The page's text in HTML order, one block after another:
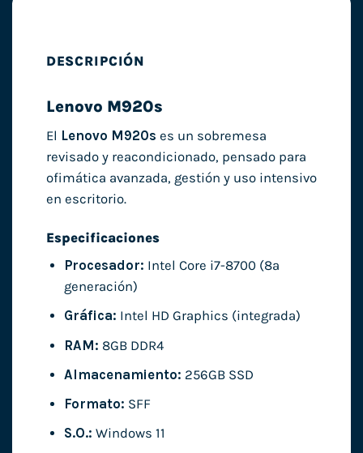
DESCRIPCIÓN
Lenovo M920s
El Lenovo M920s es un sobremesa
revisado y reacondicionado, pensado para
ofimática avanzada, gestión y uso intensivo
en escritorio.
Especificaciones
Procesador: Intel Core i7-8700 (8ª
generación)
Gráfica: Intel HD Graphics (integrada)
RAM: 8GB DDR4
Almacenamiento: 256GB SSD
Formato: SFF
S.O.: Windows 11